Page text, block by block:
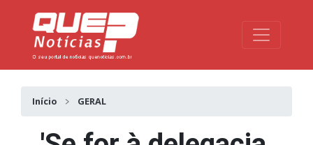
Toggle
Início GERAL